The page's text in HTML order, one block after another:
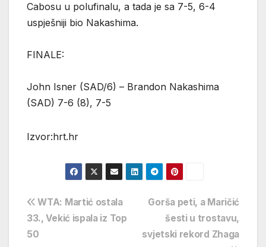
Cabosu u polufinalu, a tada je sa 7-5, 6-4
uspješniji bio Nakashima.
FINALE:
John Isner (SAD/6) – Brandon Nakashima
(SAD) 7-6 (8), 7-5
Izvor:hrt.hr
Navigacija
objava
Gorša peti, a Maričić
šesti u trostavu,
svjetski rekord Zhaga
WTA: Martić ostala
33., Vekić ispala iz Top
50